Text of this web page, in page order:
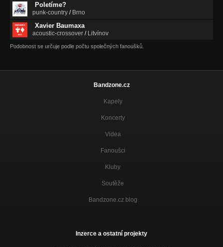
Poletíme?
punk-country / Brno
Xavier Baumaxa
acoustic-crossover / Litvínov
Podobnost se určuje podle počtu společných fanoušků.
Bandzone.cz
Kapely
Koncerty
Videa
Fanoušci
Kluby
Soutěže
Bandzone.cz blog
Inzerce a ostatní projekty